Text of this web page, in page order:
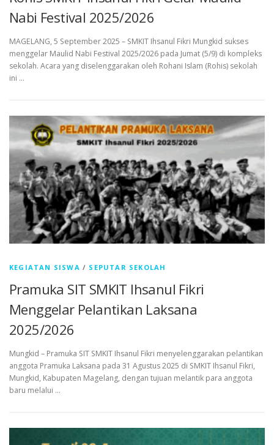
Nabi Festival 2025/2026
MAGELANG, 5 September 2025 – SMKIT Ihsanul Fikri Mungkid sukses
menggelar Maulid Nabi Festival 2025/2026 pada Jumat (5/9) di kompleks
sekolah. Acara yang diselenggarakan oleh Rohani Islam (Rohis) sekolah
ini …
KEGIATAN SISWA / SEPUTAR SEKOLAH
Pramuka SIT SMKIT Ihsanul Fikri
Menggelar Pelantikan Laksana
2025/2026
Mungkid – Pramuka SIT SMKIT Ihsanul Fikri menyelenggarakan pelantikan
anggota Pramuka Laksana pada 31 Agustus 2025 di SMKIT Ihsanul Fikri,
Mungkid, Kabupaten Magelang, dengan tujuan melantik para anggota
baru melalui …